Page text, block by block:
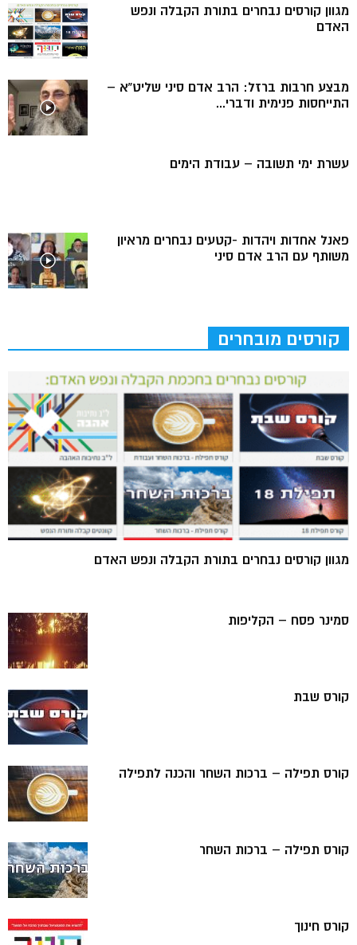
מגוון קורסים נבחרים בתורת הקבלה ונפש
האדם
מבצע חרבות ברזל: הרב אדם סיני שליט”א –
התייחסות פנימית ודברי...
עשרת ימי תשובה – עבודת הימים
פאנל אחדות ויהדות -קטעים נבחרים מראיון
משותף עם הרב אדם סיני
קורסים מובחרים
מגוון קורסים נבחרים בתורת הקבלה ונפש האדם
סמינר פסח – הקליפות
קורס שבת
קורס תפילה – ברכות השחר והכנה לתפילה
קורס תפילה – ברכות השחר
קורס חינוך